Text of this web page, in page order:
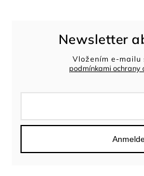
Newsletter
Vložením e-mailu
podmínkami ochrany